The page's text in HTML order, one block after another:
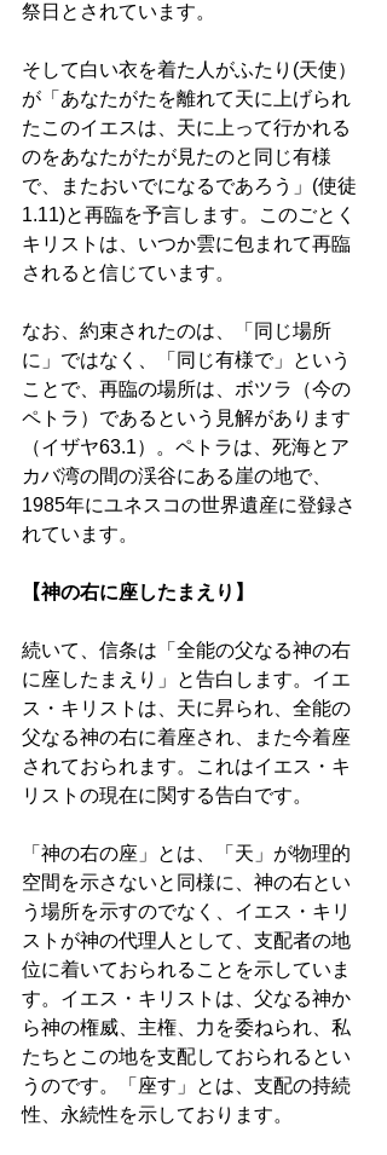
祭日とされています。
そして白い衣を着た人がふたり(天使）
が「あなたがたを離れて天に上げられ
たこのイエスは、天に上って行かれる
のをあなたがたが見たのと同じ有様
で、またおいでになるであろう」(使徒
1.11)と再臨を予言します。このごとく
キリストは、いつか雲に包まれて再臨
されると信じています。
なお、約束されたのは、「同じ場所
に」ではなく、「同じ有様で」という
ことで、再臨の場所は、ボツラ（今の
ペトラ）であるという見解があります
（イザヤ63.1）。ペトラは、死海とア
カバ湾の間の渓谷にある崖の地で、
1985年にユネスコの世界遺産に登録さ
れています。
【神の右に座したまえり】
続いて、信条は「全能の父なる神の右
に座したまえり」と告白します。イエ
ス・キリストは、天に昇られ、全能の
父なる神の右に着座され、また今着座
されておられます。これはイエス・キ
リストの現在に関する告白です。
「神の右の座」とは、「天」が物理的
空間を示さないと同様に、神の右とい
う場所を示すのでなく、イエス・キリ
ストが神の代理人として、支配者の地
位に着いておられることを示していま
す。イエス・キリストは、父なる神か
ら神の権威、主権、力を委ねられ、私
たちとこの地を支配しておられるとい
うのです。「座す」とは、支配の持続
性、永続性を示しております。